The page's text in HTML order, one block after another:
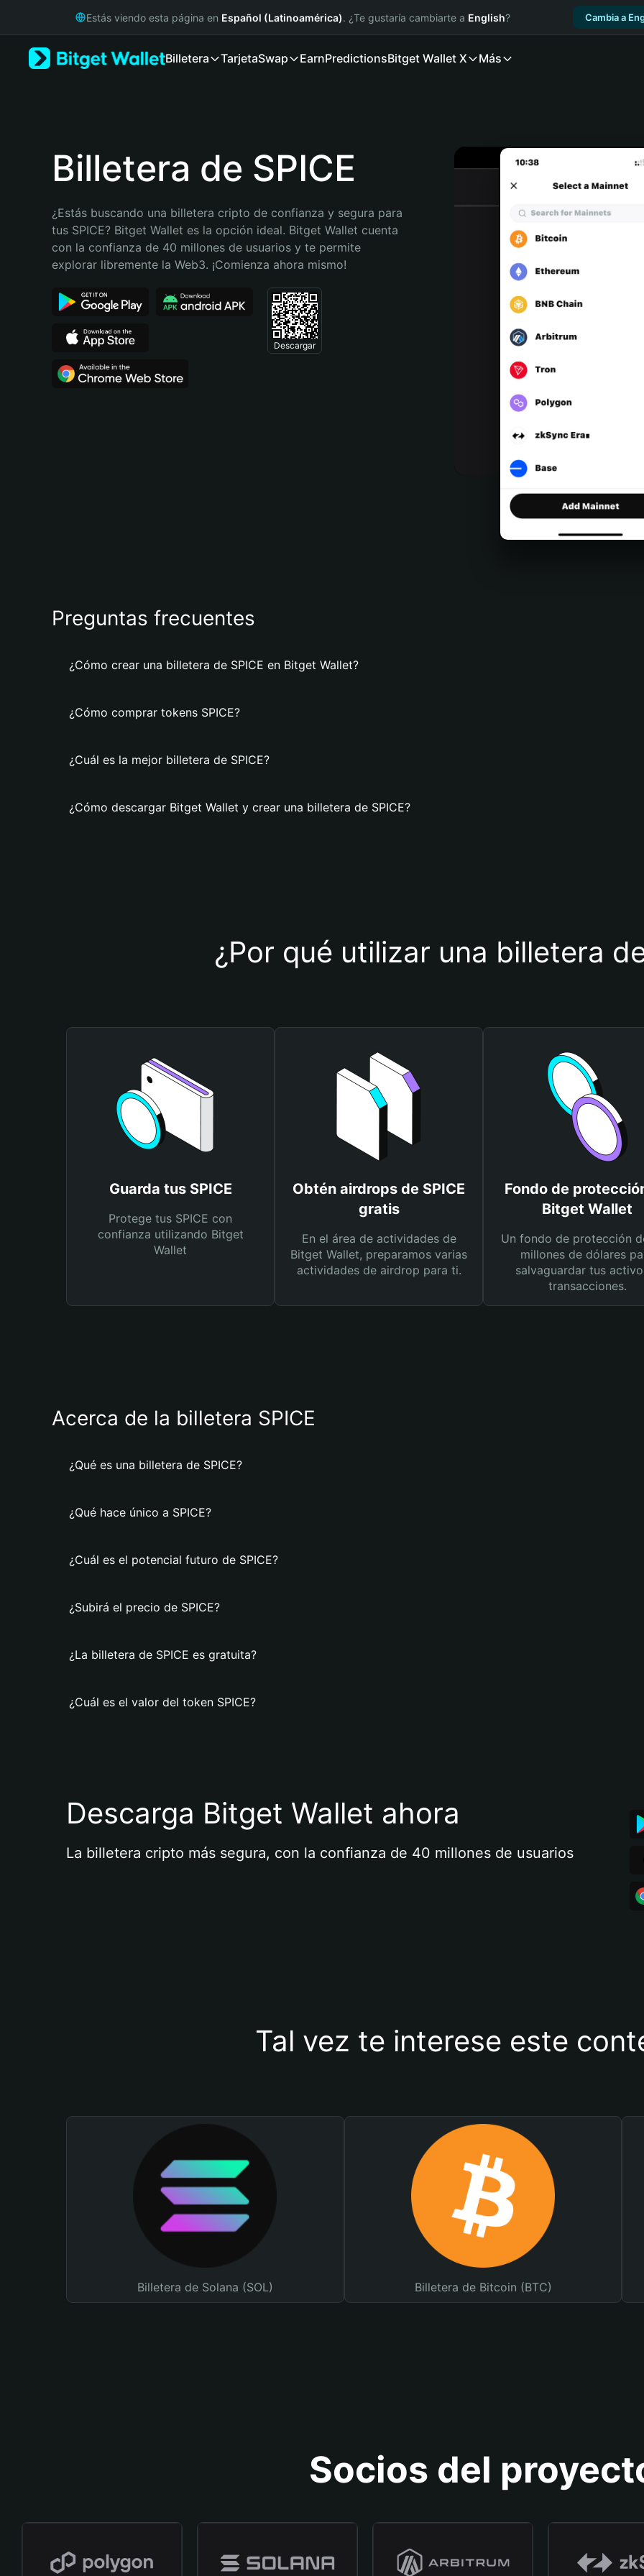
Русский
Bahasa Indonesia
Português (Brasil)
Estás viendo esta página en Español (Latinoamérica). ¿Te gustaría cambiarte a English? Cambia a
Billetera TarjetaSwap EarnPredictionsBitget Wallet X Más
Billetera de SPICE
¿Estás buscando una billetera cripto de confianza y segura para
tus SPICE? Bitget Wallet es la opción ideal. Bitget Wallet cuenta
con la confianza de 40 millones de usuarios y te permite
explorar libremente la Web3. ¡Comienza ahora mismo!
Descargar
Preguntas frecuentes
¿Cómo crear una billetera de SPICE en Bitget Wallet?
¿Cómo comprar tokens SPICE?
¿Cuál es la mejor billetera de SPICE?
¿Cómo descargar Bitget Wallet y crear una billetera de SPICE?
¿Por qué utilizar una billetera
Guarda tus SPICE
Protege tus SPICE con
confianza utilizando Bitget
Wallet
Obtén airdrops de SPICE
gratis
En el área de actividades de
Bitget Wallet, preparamos varias
actividades de airdrop para ti.
Fondo de
Bitget Wallet
Un fondo de protección
millones de dólares
salvaguardar tus
transacciones.
Acerca de la billetera SPICE
¿Qué es una billetera de SPICE?
¿Qué hace único a SPICE?
¿Cuál es el potencial futuro de SPICE?
¿Subirá el precio de SPICE?
¿La billetera de SPICE es gratuita?
¿Cuál es el valor del token SPICE?
Descarga Bitget Wallet ahora
La billetera cripto más segura, con la confianza de 40 millones de usuarios
Tal vez te interese este
Billetera de Solana (SOL) Billetera de Bitcoin (BTC)
Socios del